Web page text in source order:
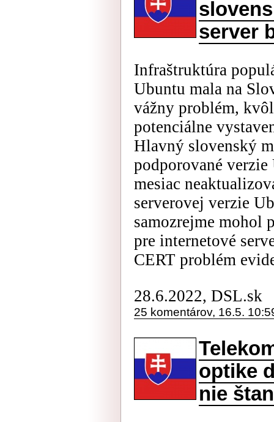
server
Infraštruktúra
Ubuntu mala na
vážny problém,
potenciálne
Hlavný slovenský
podporované
mesiac
serverovej verzie
samozrejme mohol
pre internetové
CERT problém
28.6.2022, DSL.sk
25 komentárov, 16.5.
optike
nie